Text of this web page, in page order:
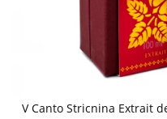
V Canto Stricnina Extrait